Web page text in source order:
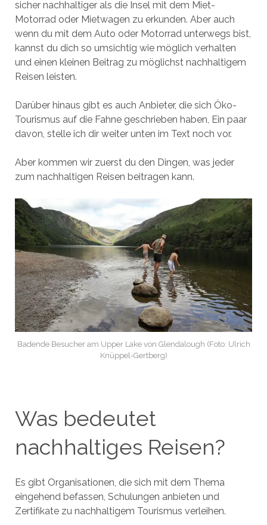
sicher nachhaltiger als die Insel mit dem Miet-
Motorrad oder Mietwagen zu erkunden. Aber auch
wenn du mit dem Auto oder Motorrad unterwegs bist,
kannst du dich so umsichtig wie möglich verhalten
und einen kleinen Beitrag zu möglichst nachhaltigem
Reisen leisten.
Darüber hinaus gibt es auch Anbieter, die sich Öko-
Tourismus auf die Fahne geschrieben haben, Ein paar
davon, stelle ich dir weiter unten im Text noch vor.
Aber kommen wir zuerst du den Dingen, was jeder
zum nachhaltigen Reisen beitragen kann.
Badende Besucher am Upper Lake von Glendalough (Foto: Ulrich
Knüppel-Gertberg)
Was bedeutet
nachhaltiges Reisen?
Es gibt Organisationen, die sich mit dem Thema
eingehend befassen, Schulungen anbieten und
Zertifikate zu nachhaltigem Tourismus verleihen.